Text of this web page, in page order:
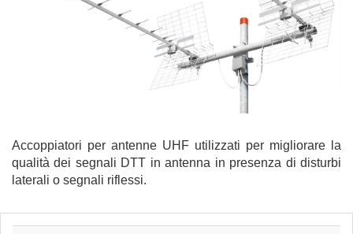
Accoppiatori per antenne UHF utilizzati per migliorare la
qualità dei segnali DTT in antenna in presenza di disturbi
laterali o segnali riflessi.